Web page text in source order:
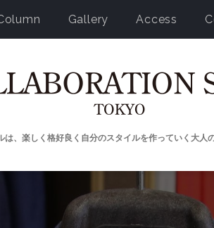
Gallery Access
は、楽しく格好良く自分のスタイルを作っていく大人